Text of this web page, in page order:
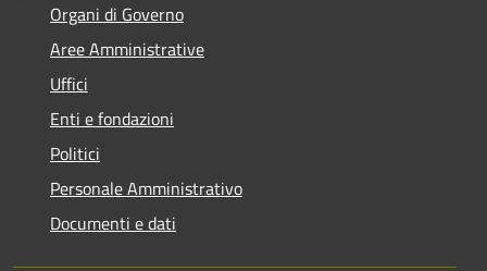
Organi di Governo
Aree Amministrative
Uffici
Enti e fondazioni
Politici
Personale Amministrativo
Documenti e dati